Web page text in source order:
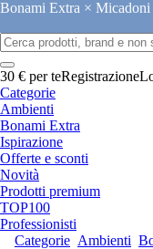
Bonami Extra × Micadoni
30 € per teRegistrazione
Categorie
Ambienti
Bonami Extra
Ispirazione
Offerte e sconti
Novità
Prodotti premium
TOP100
Professionisti
Categorie Ambienti